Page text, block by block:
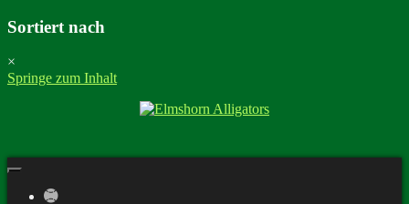
Sortiert nach
×
Springe zum Inhalt